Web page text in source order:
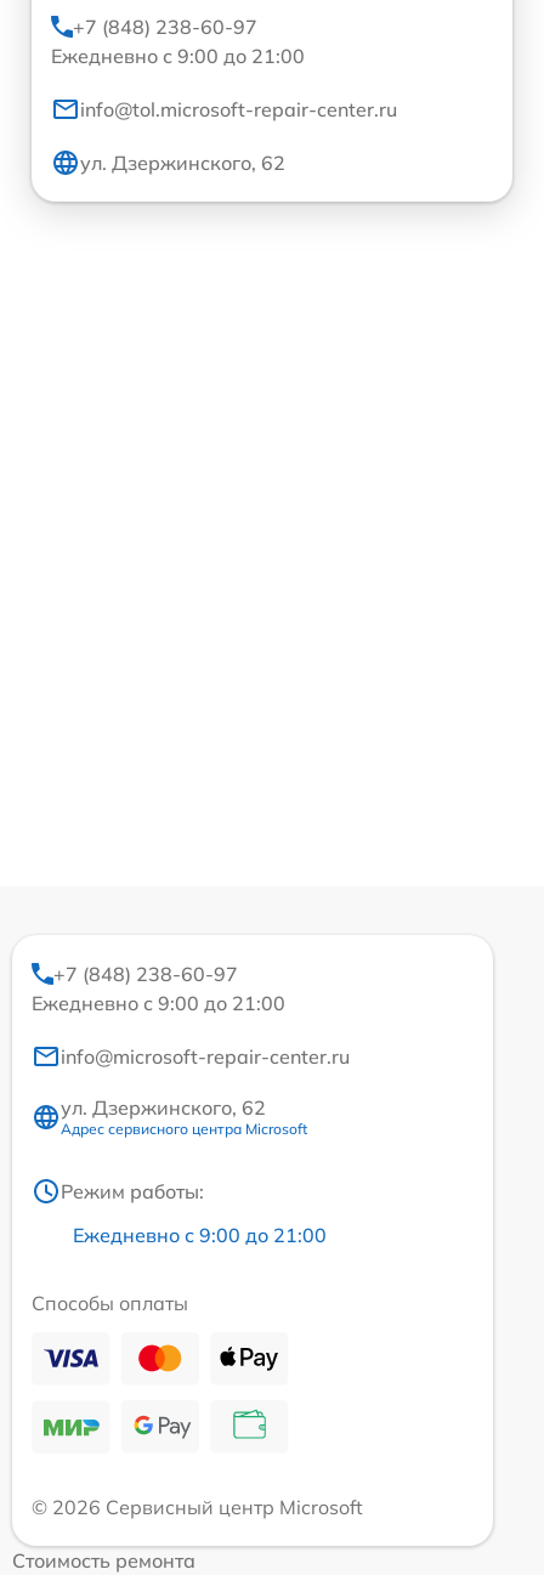
+7 (848) 238-60-97
Ежедневно с 9:00 до 21:00
info@tol.microsoft-repair-center.ru
ул. Дзержинского, 62
+7 (848) 238-60-97
Ежедневно с 9:00 до 21:00
info@microsoft-repair-center.ru
ул. Дзержинского, 62
Адрес сервисного центра Microsoft
Режим работы:
Ежедневно с 9:00 до 21:00
Способы оплаты
© 2026 Сервисный центр Microsoft
Стоимость ремонта